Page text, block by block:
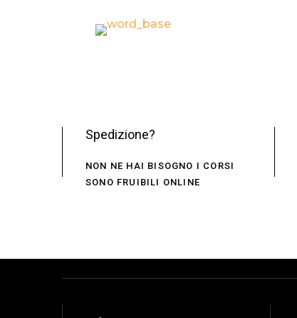
Spedizione?
NON NE HAI BISOGNO I CORSI
SONO FRUIBILI ONLINE